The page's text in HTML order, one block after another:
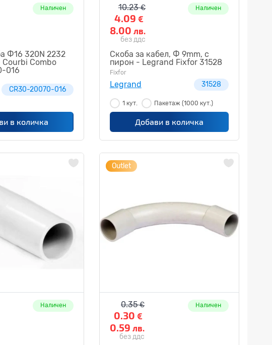
Наличен
Ф16 320N 2232
Courbi Combo
016
CR30-20070-016
в количка
10.23€
4.09 €
8.00 лв.
без ддс
Наличен
Скоба за кабел, Ф 9mm, с
пирон - Legrand Fixfor 31528
Fixfor
Legrand 31528
1 кут. Пакетаж (1000 кут.)
Добави в количка
Наличен
Outlet
0.35€
0.30 €
0.59 лв.
без ддс
Наличен